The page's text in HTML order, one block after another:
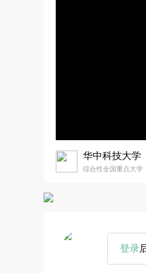
华中科技大学
综合性全国重点大学
登录